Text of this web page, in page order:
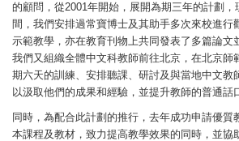
的顧問，從2001年開始，展開為期三年的計劃
間，我們安排過常寶博士及其助手多次來校進行
示範教學，亦在教育刊物上共同發表了多篇論文
我們又組織全體中文科教師前往北京，在北京師
期六天的訓練、安排聽課、研討及與當地中文教
以汲取他們的成果和經驗，並提升教師的普通話
同時，為配合此計劃的推行，去年成功申請優質
本課程及教材，致力提高教學效果的同時，並協